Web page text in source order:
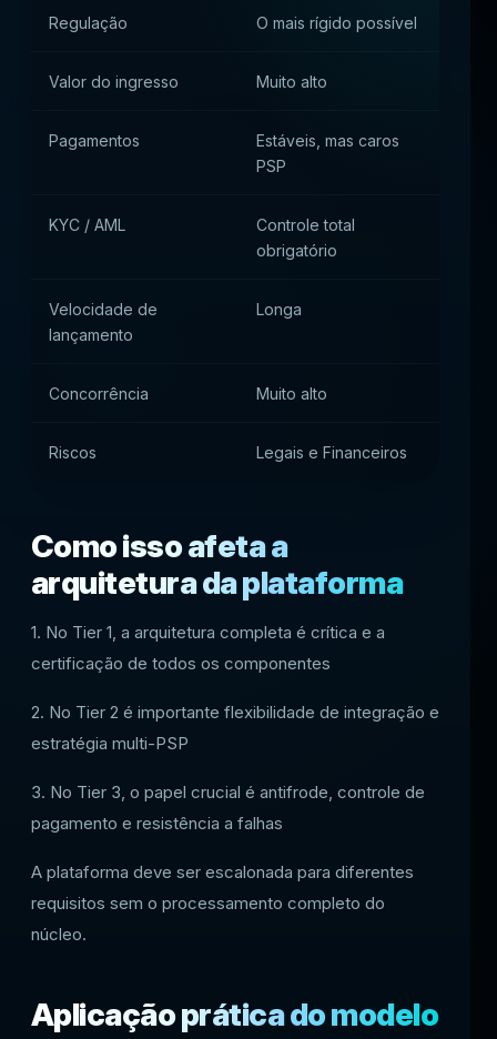
Regulação O mais rígido possível
Valor do ingresso Muito alto
Pagamentos
Estáveis, mas caros
PSP
KYC / AML
Controle total
obrigatório
Velocidade de
lançamento
Longa
Concorrência Muito alto
Riscos Legais e Financeiros
Como isso afeta a
arquitetura da plataforma
1. No Tier 1, a arquitetura completa é crítica e a
certificação de todos os componentes
2. No Tier 2 é importante flexibilidade de integração e
estratégia multi-PSP
3. No Tier 3, o papel crucial é antifrode, controle de
pagamento e resistência a falhas
A plataforma deve ser escalonada para diferentes
requisitos sem o processamento completo do
núcleo.
Aplicação prática do modelo